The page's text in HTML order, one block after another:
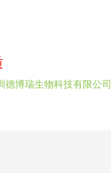
德博瑞生物科技有限公司